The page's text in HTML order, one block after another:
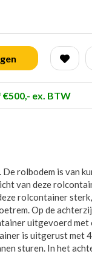
ex. BTW
rolbodem is van
van deze
rolcontainer
Op de
uitgevoerd met
is uitgerust met
sturen. In het